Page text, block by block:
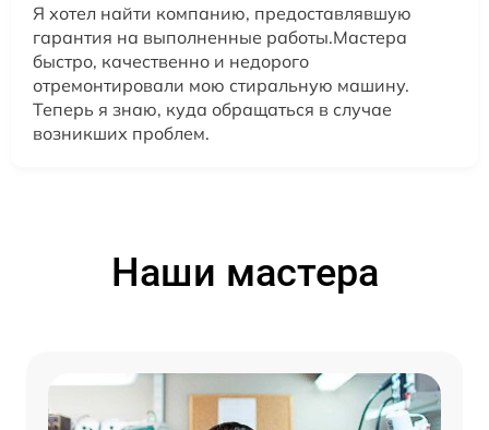
Я хотел найти компанию, предоставлявшую
гарантия на выполненные работы.Мастера
быстро, качественно и недорого
отремонтировали мою стиральную машину.
Теперь я знаю, куда обращаться в случае
возникших проблем.
Наши мастера